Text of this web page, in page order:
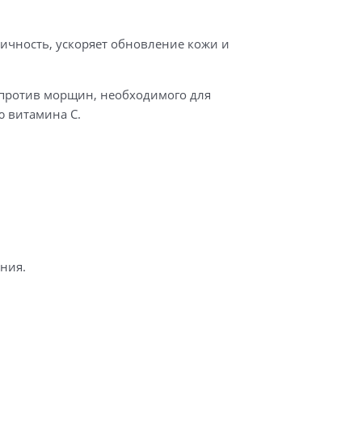
ускоряет обновление кожи и
морщин, необходимого для
витамина С.